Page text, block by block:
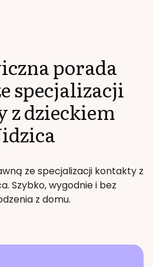
porada
specjalizacji
z dzieckiem
ze specjalizacji kontakty z
. Szybko, wygodnie i bez
z domu.